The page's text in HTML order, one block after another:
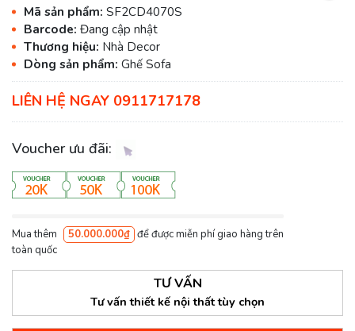
Mã sản phẩm: SF2CD4070S
Barcode: Đang cập nhật
Thương hiệu: Nhà Decor
Dòng sản phẩm: Ghế Sofa
LIÊN HỆ NGAY 0911717178
Voucher ưu đãi:
Mua thêm 50.000.000₫ để được miễn phí giao hàng trên
toàn quốc
TƯ VẤN
Tư vấn thiết kế nội thất tùy chọn